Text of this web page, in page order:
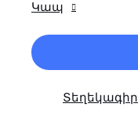
Կապ
Տեղեկագիր